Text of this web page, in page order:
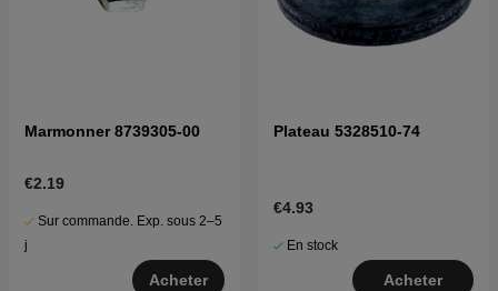
Marmonner 8739305-00
€2.19
Sur commande. Exp. sous 2–5
j
Acheter
Plateau 5328510-74
€4.93
En stock
Acheter